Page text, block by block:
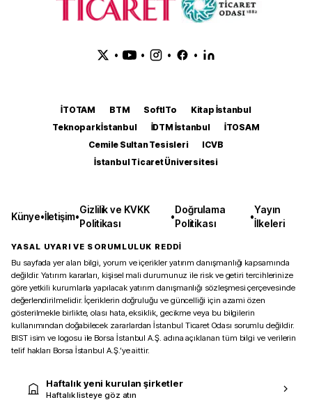
• • • •
İTOTAM BTM SoftITo
Kitap İstanbul
Teknopark İstanbul
İDTM İstanbul
İTOSAM
Cemile Sultan Tesisleri
ICVB
İstanbul Ticaret Üniversitesi
Künye•İletişim•
Gizlilik ve KVKK
Politikası
•
Doğrulama
Politikası
•
Yayın
İlkeleri
YASAL UYARI VE SORUMLULUK REDDİ
Bu sayfada yer alan bilgi, yorum ve içerikler yatırım danışmanlığı kapsamında
değildir. Yatırım kararları, kişisel mali durumunuz ile risk ve getiri tercihlerinize
göre yetkili kurumlarla yapılacak yatırım danışmanlığı sözleşmesi çerçevesinde
değerlendirilmelidir. İçeriklerin doğruluğu ve güncelliği için azami özen
gösterilmekle birlikte, olası hata, eksiklik, gecikme veya bu bilgilerin
kullanımından doğabilecek zararlardan İstanbul Ticaret Odası sorumlu değildir.
BIST isim ve logosu ile Borsa İstanbul A.Ş. adına açıklanan tüm bilgi ve verilerin
telif hakları Borsa İstanbul A.Ş.’ye aittir.
Haftalık yeni kurulan şirketler
Haftalık listeye göz atın